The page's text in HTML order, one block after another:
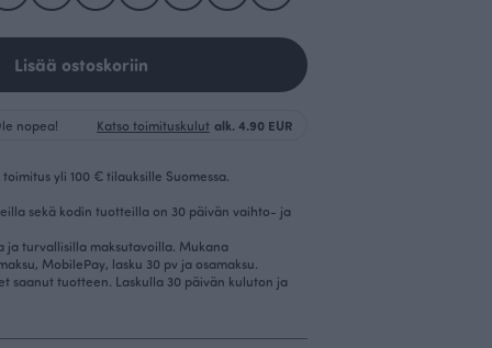
Lisää ostoskoriin
nopea! Katso toimituskulut alk. 4.90 EUR
yli 100 € tilauksille Suomessa.
sekä kodin tuotteilla on 30 päivän vaihto- ja
ja turvallisilla maksutavoilla. Mukana
MobilePay, lasku 30 pv ja osamaksu.
saanut tuotteen. Laskulla 30 päivän kuluton ja